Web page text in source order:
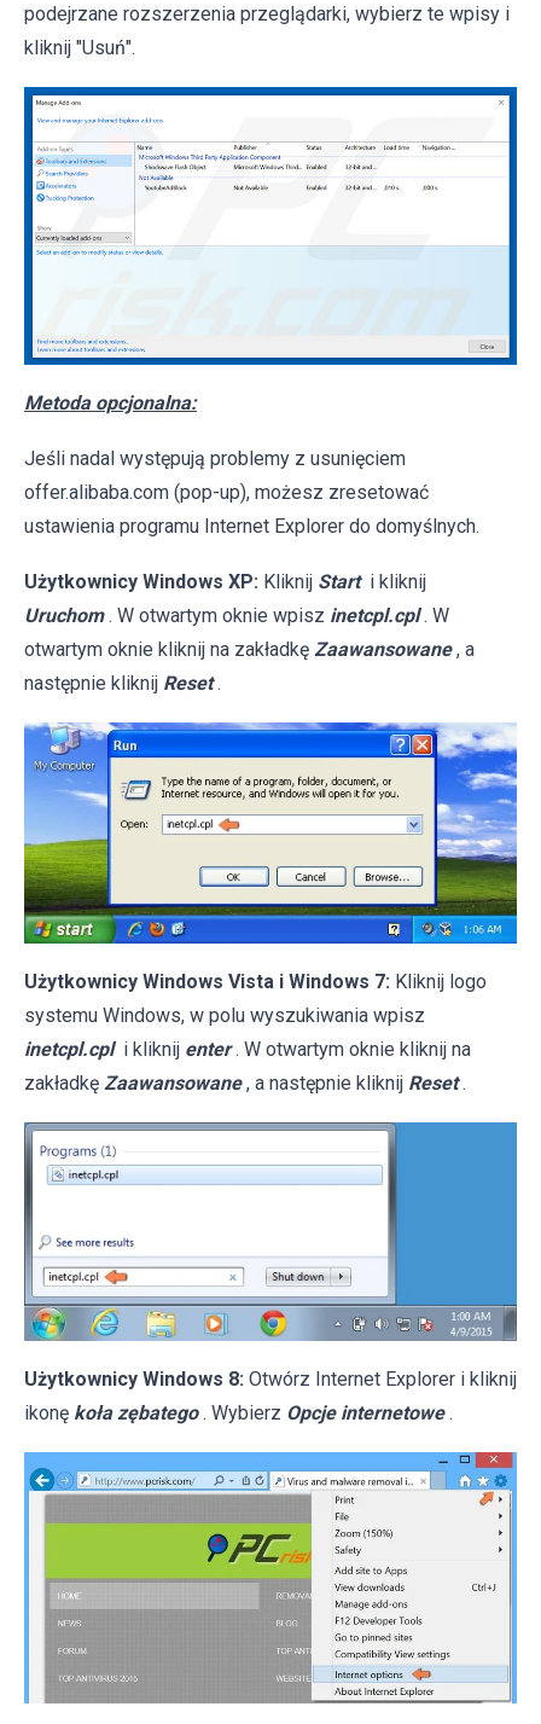
podejrzane rozszerzenia przeglądarki, wybierz te wpisy i
kliknij "Usuń".
Metoda opcjonalna:
Jeśli nadal występują problemy z usunięciem
offer.alibaba.com (pop-up), możesz zresetować
ustawienia programu Internet Explorer do domyślnych.
Użytkownicy Windows XP: Kliknij Start i kliknij
Uruchom . W otwartym oknie wpisz inetcpl.cpl . W
otwartym oknie kliknij na zakładkę Zaawansowane , a
następnie kliknij Reset .
Użytkownicy Windows Vista i Windows 7: Kliknij logo
systemu Windows, w polu wyszukiwania wpisz
inetcpl.cpl i kliknij enter . W otwartym oknie kliknij na
zakładkę Zaawansowane , a następnie kliknij Reset .
Użytkownicy Windows 8: Otwórz Internet Explorer i kliknij
ikonę koła zębatego . Wybierz Opcje internetowe .